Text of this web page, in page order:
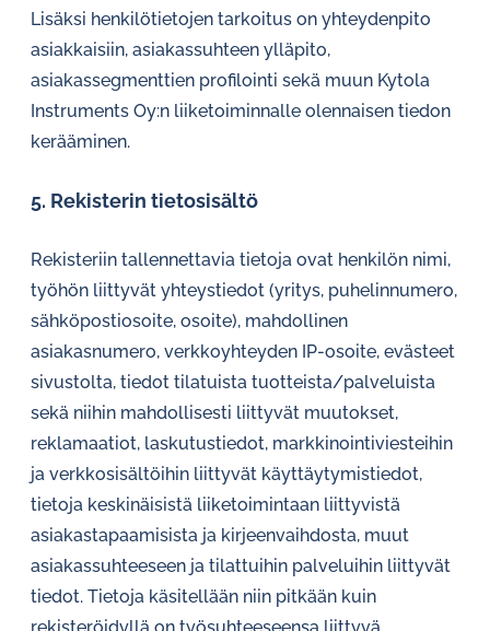
Lisäksi henkilötietojen tarkoitus on yhteydenpito
asiakkaisiin, asiakassuhteen ylläpito,
asiakassegmenttien profilointi sekä muun Kytola
Instruments Oy:n liiketoiminnalle olennaisen tiedon
kerääminen.
5. Rekisterin tietosisältö
Rekisteriin tallennettavia tietoja ovat henkilön nimi,
työhön liittyvät yhteystiedot (yritys, puhelinnumero,
sähköpostiosoite, osoite), mahdollinen
asiakasnumero, verkkoyhteyden IP-osoite, evästeet
sivustolta, tiedot tilatuista tuotteista/palveluista
sekä niihin mahdollisesti liittyvät muutokset,
reklamaatiot, laskutustiedot, markkinointiviesteihin
ja verkkosisältöihin liittyvät käyttäytymistiedot,
tietoja keskinäisistä liiketoimintaan liittyvistä
asiakastapaamisista ja kirjeenvaihdosta, muut
asiakassuhteeseen ja tilattuihin palveluihin liittyvät
tiedot. Tietoja käsitellään niin pitkään kuin